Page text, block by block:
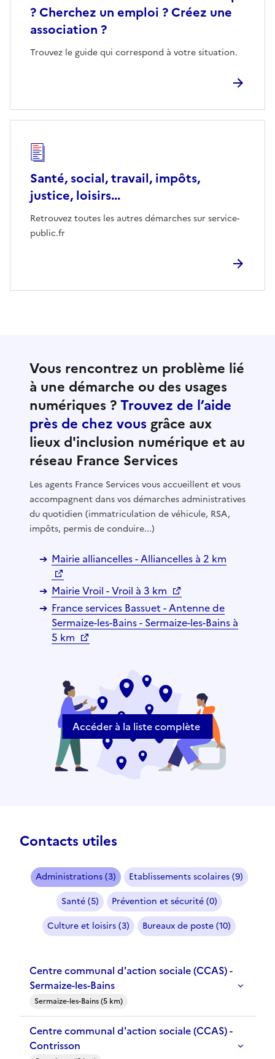
? Cherchez un emploi ? Créez une
association ?
Trouvez le guide qui correspond à votre situation.
Santé, social, travail, impôts,
justice, loisirs...
Retrouvez toutes les autres démarches sur service-
public.fr
Vous rencontrez un problème lié
à une démarche ou des usages
numériques ?Trouvez de l’aide
près de chez vous grâce aux
lieux d'inclusion numérique et au
réseau France Services
Les agents France Services vous accueillent et vous
accompagnent dans vos démarches administratives
du quotidien (immatriculation de véhicule, RSA,
impôts, permis de conduire...)
Mairie alliancelles - Alliancelles à 2 km
Mairie Vroil - Vroil à 3 km
France services Bassuet - Antenne de
Sermaize-les-Bains - Sermaize-les-Bains à
5 km
Accéder à la liste complète
Contacts utiles
Administrations (3)
Etablissements scolaires (9)
Santé (5)
Prévention et sécurité (0)
Culture et loisirs (3)
Bureaux de poste (10)
Centre communal d'action sociale (CCAS) -
Sermaize-les-Bains
Sermaize-les-Bains (5 km)
Centre communal d'action sociale (CCAS) -
Contrisson